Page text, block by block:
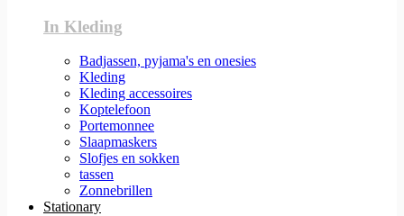
In Kleding
Badjassen, pyjama's en onesies
Kleding
Kleding accessoires
Koptelefoon
Portemonnee
Slaapmaskers
Slofjes en sokken
tassen
Zonnebrillen
Stationary